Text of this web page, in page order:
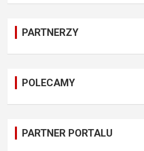
PARTNERZY
POLECAMY
PARTNER PORTALU